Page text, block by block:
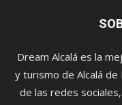
Dream Alcalá es la
y turismo de Alcalá
de las redes